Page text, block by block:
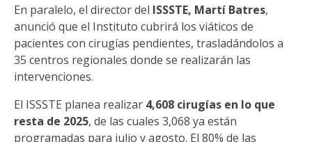
En paralelo, el director del ISSSTE, Martí Batres,
anunció que el Instituto cubrirá los viáticos de
pacientes con cirugías pendientes, trasladándolos a
35 centros regionales donde se realizarán las
intervenciones.
El ISSSTE planea realizar 4,608 cirugías en lo que
resta de 2025, de las cuales 3,068 ya están
programadas para julio y agosto. El 80% de las